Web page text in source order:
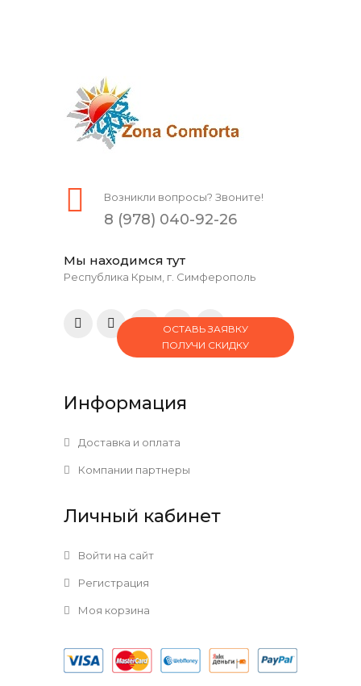
ОСТАВЬ ЗАЯВКУ
ПОЛУЧИ СКИДКУ
Возникли вопросы? Звоните!
8 (978) 040-92-26
Мы находимся тут
Республика Крым, г. Симферополь
Информация
Доставка и оплата
Компании партнеры
Личный кабинет
Войти на сайт
Регистрация
Моя корзина